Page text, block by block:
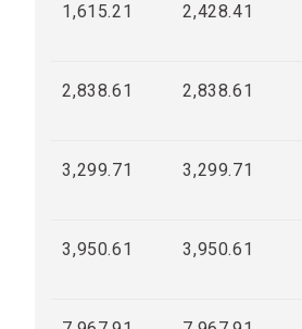
1,615.21 2,428.41
2,838.61 2,838.61
3,299.71 3,299.71
3,950.61 3,950.61